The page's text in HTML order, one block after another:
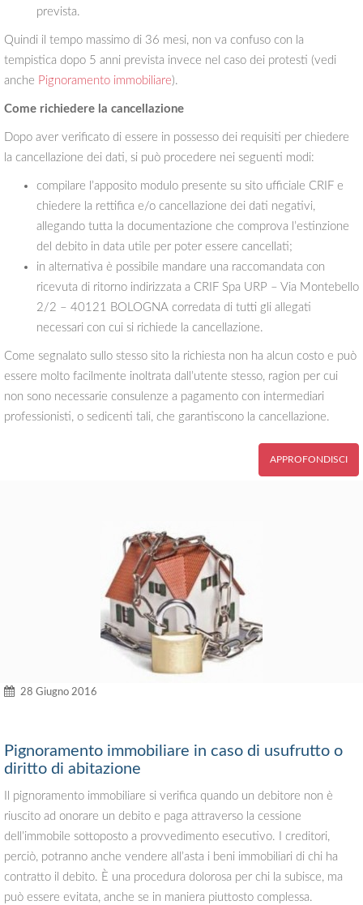
prevista.
Quindi il tempo massimo di 36 mesi, non va confuso con la
tempistica dopo 5 anni prevista invece nel caso dei protesti (vedi
anche Pignoramento immobiliare).
Come richiedere la cancellazione
Dopo aver verificato di essere in possesso dei requisiti per chiedere
la cancellazione dei dati, si può procedere nei seguenti modi:
compilare l’apposito modulo presente su sito ufficiale CRIF e
chiedere la rettifica e/o cancellazione dei dati negativi,
allegando tutta la documentazione che comprova l’estinzione
del debito in data utile per poter essere cancellati;
in alternativa è possibile mandare una raccomandata con
ricevuta di ritorno indirizzata a CRIF Spa URP – Via Montebello
2/2 – 40121 BOLOGNA corredata di tutti gli allegati
necessari con cui si richiede la cancellazione.
Come segnalato sullo stesso sito la richiesta non ha alcun costo e può
essere molto facilmente inoltrata dall’utente stesso, ragion per cui
non sono necessarie consulenze a pagamento con intermediari
professionisti, o sedicenti tali, che garantiscono la cancellazione.
APPROFONDISCI
28 Giugno 2016
Pignoramento immobiliare in caso di usufrutto o
diritto di abitazione
Il pignoramento immobiliare si verifica quando un debitore non è
riuscito ad onorare un debito e paga attraverso la cessione
dell’immobile sottoposto a provvedimento esecutivo. I creditori,
perciò, potranno anche vendere all’asta i beni immobiliari di chi ha
contratto il debito. È una procedura dolorosa per chi la subisce, ma
può essere evitata, anche se in maniera piuttosto complessa.